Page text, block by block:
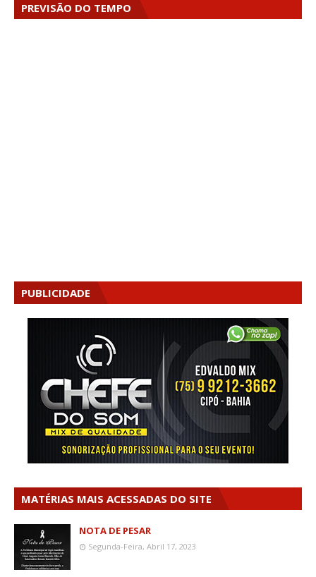
PREVISÃO DO TEMPO
PUBLICIDADE
MATÉRIAS MAIS ACESSADAS DO SITE
NOTA DE PESAR
Segunda-Feira, Abril 17, 2023